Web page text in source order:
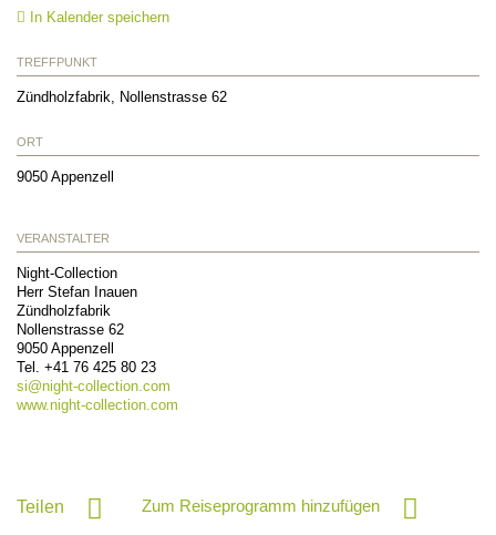
In Kalender speichern
TREFFPUNKT
Zündholzfabrik, Nollenstrasse 62
ORT
9050 Appenzell
VERANSTALTER
Night-Collection
Herr Stefan Inauen
Zündholzfabrik
Nollenstrasse 62
9050 Appenzell
Tel. +41 76 425 80 23
si@night-collection.com
www.night-collection.com
Teilen Zum Reiseprogramm hinzufügen